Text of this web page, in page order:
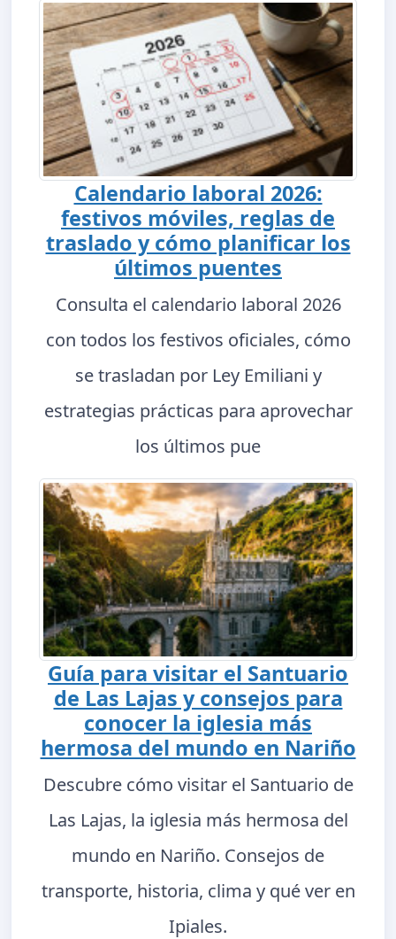
Calendario laboral 2026:
festivos móviles, reglas de
traslado y cómo planificar los
últimos puentes
Consulta el calendario laboral 2026
con todos los festivos oficiales, cómo
se trasladan por Ley Emiliani y
estrategias prácticas para aprovechar
los últimos pue
Guía para visitar el Santuario
de Las Lajas y consejos para
conocer la iglesia más
hermosa del mundo en Nariño
Descubre cómo visitar el Santuario de
Las Lajas, la iglesia más hermosa del
mundo en Nariño. Consejos de
transporte, historia, clima y qué ver en
Ipiales.